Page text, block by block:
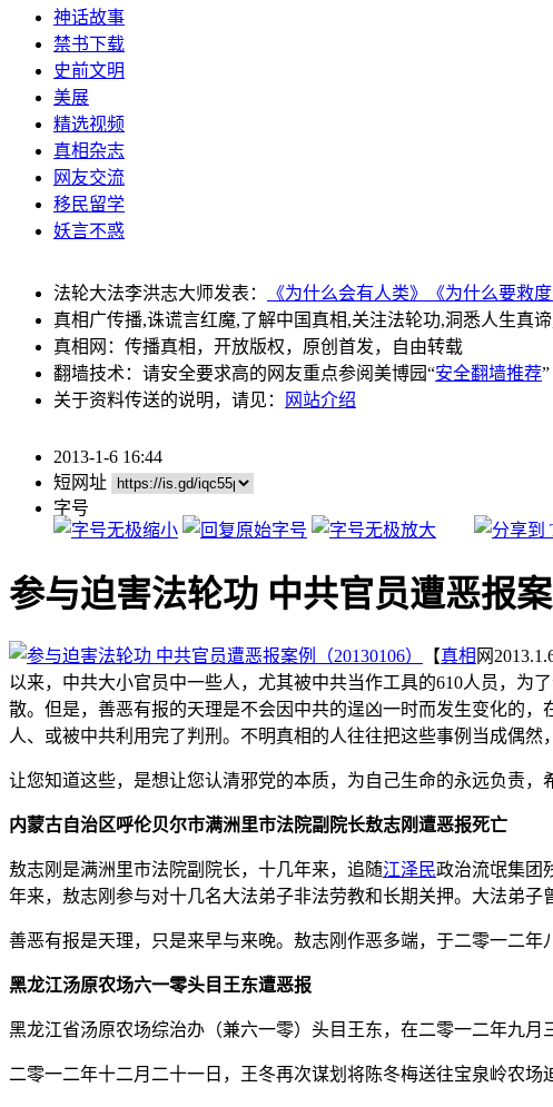
神话故事
禁书下载
史前文明
美展
精选视频
真相杂志
网友交流
移民留学
妖言不惑
法轮大法李洪志大师发表： 《为什么会有人类》 《为什么要救度
真相广传播,诛谎言红魔,了解中国真相,关注法轮功,洞悉人生真
真相网：传播真相，开放版权，原创首发，自由转载
翻墙技术：请安全要求高的网友重点参阅美博园“安全翻墙推荐”
关于资料传送的说明，请见：
网站介绍
2013-1-6 16:44
短网址
字号
参与迫害法轮功 中共官员遭恶报案
【真相 网
以来，中共大小官员中一些人，尤其被中共当作工具的610人员，为
散。但是，善恶有报的天理是不会因中共的逞凶一时而发生变化的
人、或被中共利用完了判刑。不明真相的人往往把这些事例当成偶然
让您知道这些，是想让您认清邪党的本质，为自己生命的永远负责，
内蒙古自治区呼伦贝尔市满洲里市法院副院长敖志刚遭恶报死亡
敖志刚是满洲里市法院副院长，十几年来，追随江泽民政治流氓集团
年来，敖志刚参与对十几名大法弟子非法劳教和长期关押。大法弟
善恶有报是天理，只是来早与来晚。敖志刚作恶多端，于二零一二年
黑龙江汤原农场六一零头目王东遭恶报
黑龙江省汤原农场综治办（兼六一零）头目王东，在二零一二年九
二零一二年十二月二十一日，王冬再次谋划将陈冬梅送往宝泉岭农